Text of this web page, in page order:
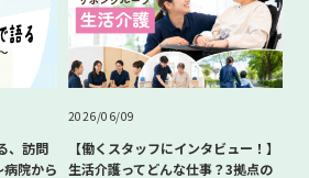
、訪問
病院から
2026/06/09
【働くスタッフにインタビュー！】
生活介護ってどんな仕事？3拠点の